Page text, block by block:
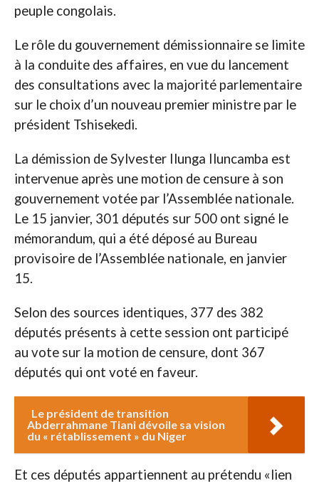
peuple congolais.
Le rôle du gouvernement démissionnaire se limite
à la conduite des affaires, en vue du lancement
des consultations avec la majorité parlementaire
sur le choix d’un nouveau premier ministre par le
président Tshisekedi.
La démission de Sylvester Ilunga Iluncamba est
intervenue après une motion de censure à son
gouvernement votée par l’Assemblée nationale.
Le 15 janvier, 301 députés sur 500 ont signé le
mémorandum, qui a été déposé au Bureau
provisoire de l’Assemblée nationale, en janvier
15.
Selon des sources identiques, 377 des 382
députés présents à cette session ont participé
au vote sur la motion de censure, dont 367
députés qui ont voté en faveur.
Le président de transition
Abderrahmane Tiani dévoile sa vision
du « rétablissement » du Niger
Et ces députés appartiennent au prétendu «lien